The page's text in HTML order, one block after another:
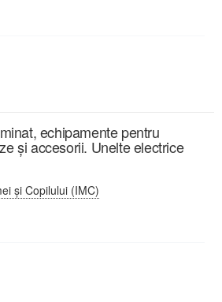
echipamente pentru
și accesorii. Unelte electrice
și Copilului (IMC)